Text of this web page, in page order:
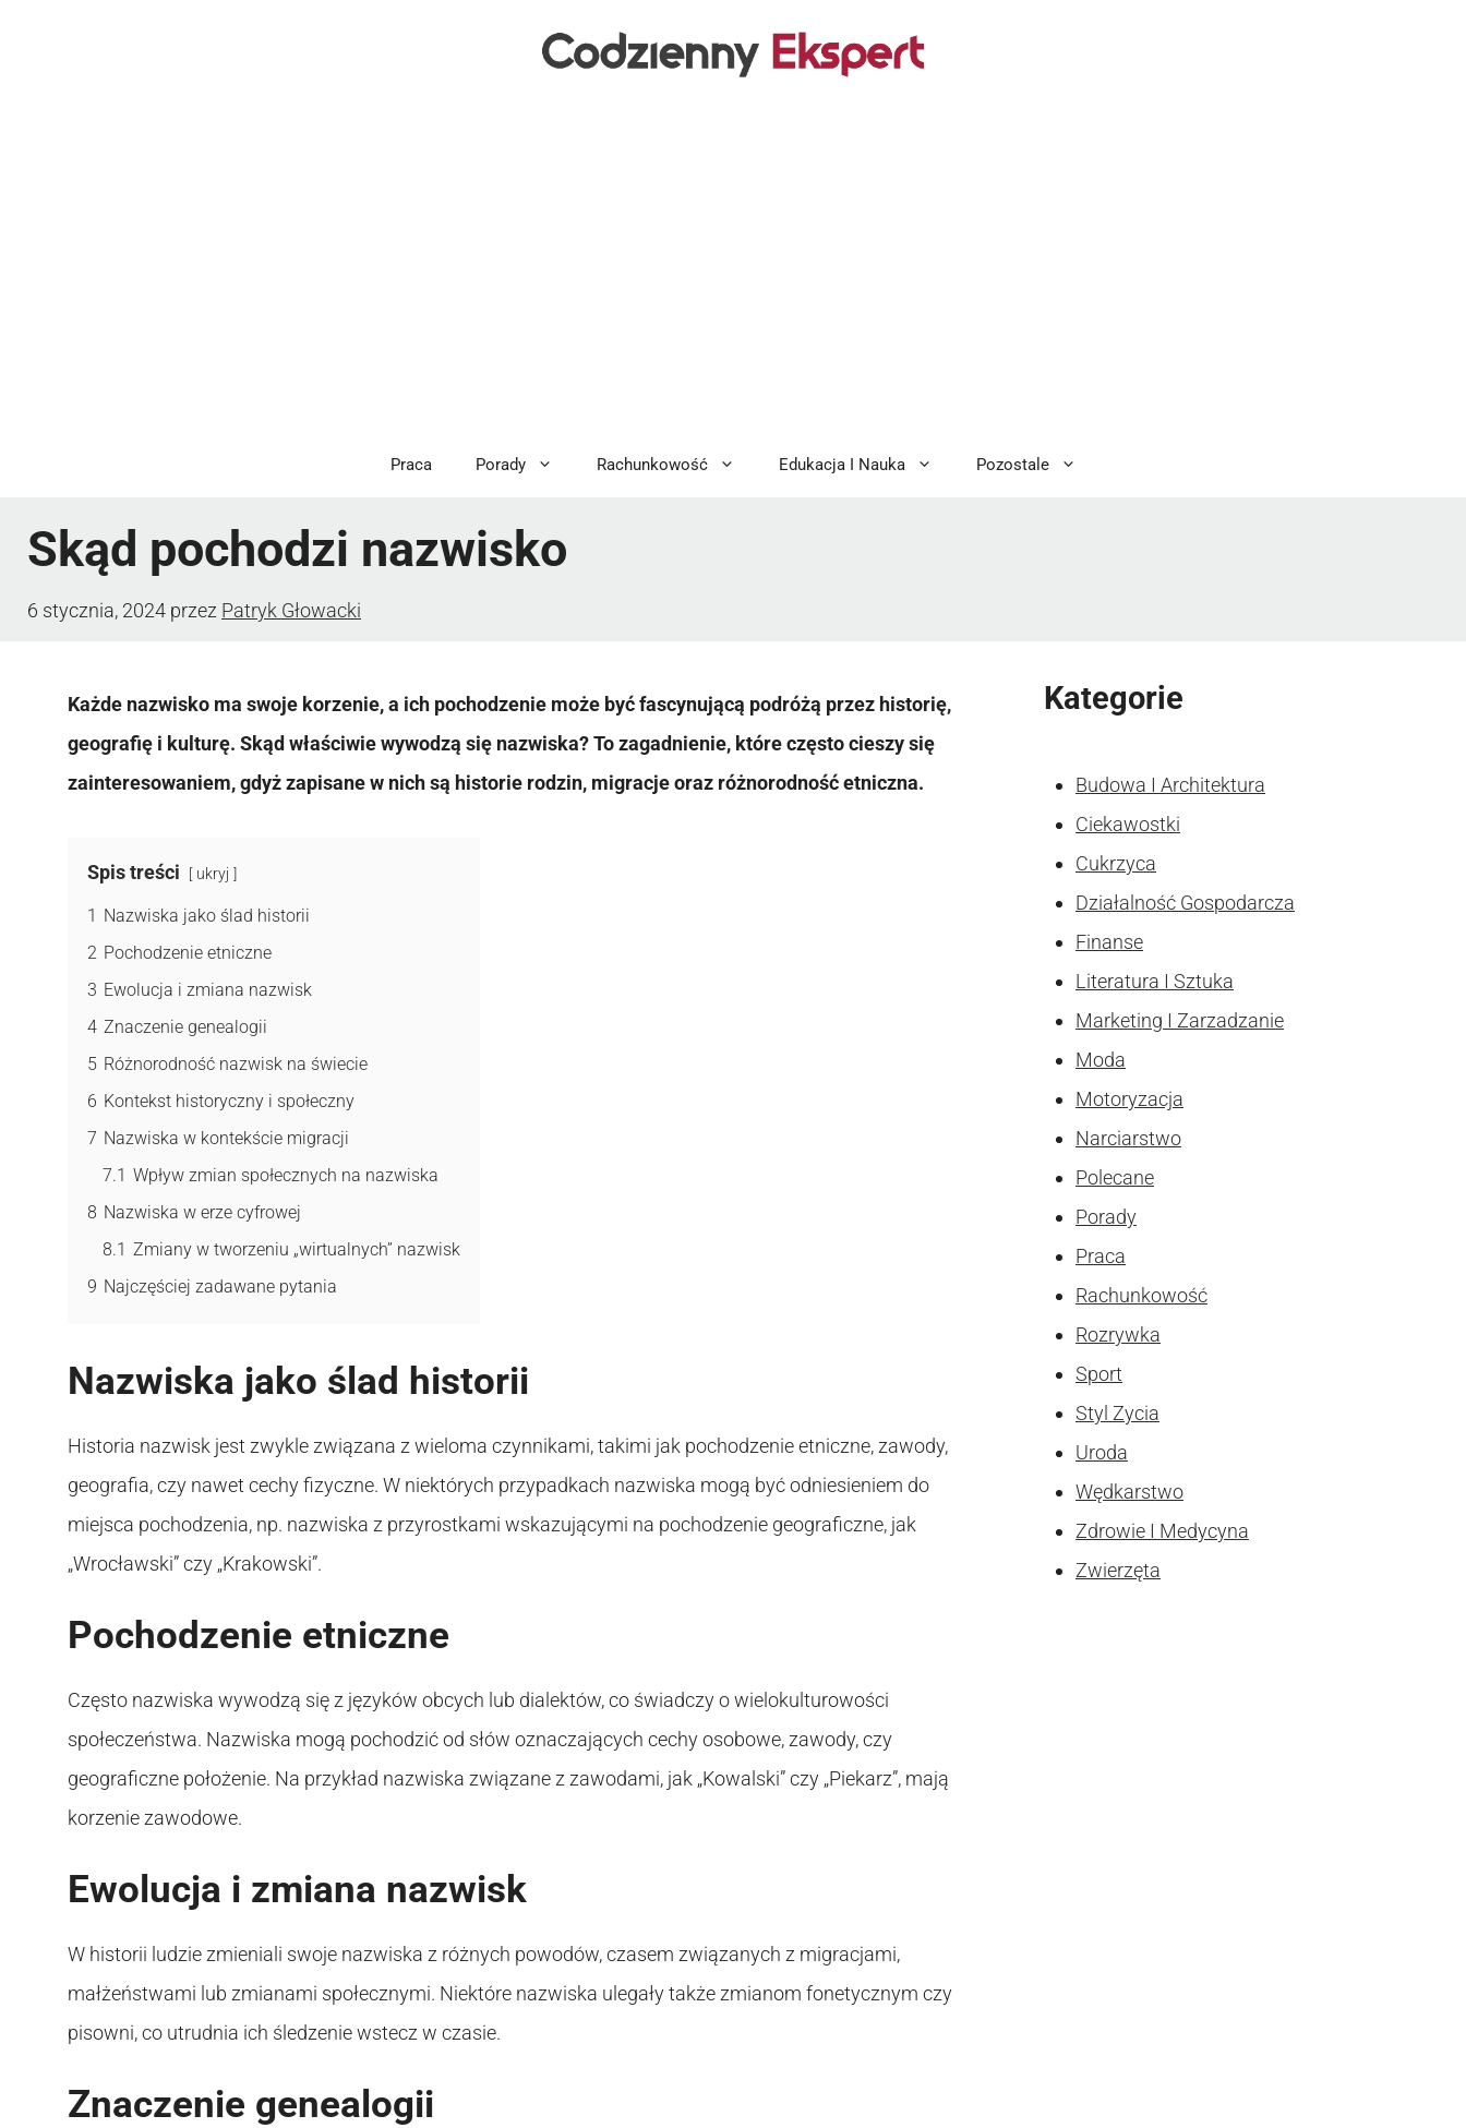
Praca Porady Rachunkowość Edukacja I Nauka Pozostale
Skąd pochodzi nazwisko
6 stycznia, 2024 przez Patryk Głowacki
Każde nazwisko ma swoje korzenie, a ich pochodzenie może być fascynującą podróżą przez historię,
geografię i kulturę. Skąd właściwie wywodzą się nazwiska? To zagadnienie, które często cieszy się
zainteresowaniem, gdyż zapisane w nich są historie rodzin, migracje oraz różnorodność etniczna.
Spis treści ukryj
1 Nazwiska jako ślad historii
2 Pochodzenie etniczne
3 Ewolucja i zmiana nazwisk
4 Znaczenie genealogii
5 Różnorodność nazwisk na świecie
6 Kontekst historyczny i społeczny
7 Nazwiska w kontekście migracji
7.1 Wpływ zmian społecznych na nazwiska
8 Nazwiska w erze cyfrowej
8.1 Zmiany w tworzeniu „wirtualnych” nazwisk
9 Najczęściej zadawane pytania
Nazwiska jako ślad historii
Historia nazwisk jest zwykle związana z wieloma czynnikami, takimi jak pochodzenie etniczne, zawody,
geografia, czy nawet cechy fizyczne. W niektórych przypadkach nazwiska mogą być odniesieniem do
miejsca pochodzenia, np. nazwiska z przyrostkami wskazującymi na pochodzenie geograficzne, jak
„Wrocławski” czy „Krakowski”.
Pochodzenie etniczne
Często nazwiska wywodzą się z języków obcych lub dialektów, co świadczy o wielokulturowości
społeczeństwa. Nazwiska mogą pochodzić od słów oznaczających cechy osobowe, zawody, czy
geograficzne położenie. Na przykład nazwiska związane z zawodami, jak „Kowalski” czy „Piekarz”, mają
korzenie zawodowe.
Ewolucja i zmiana nazwisk
W historii ludzie zmieniali swoje nazwiska z różnych powodów, czasem związanych z migracjami,
małżeństwami lub zmianami społecznymi. Niektóre nazwiska ulegały także zmianom fonetycznym czy
pisowni, co utrudnia ich śledzenie wstecz w czasie.
Znaczenie genealogii
Kategorie
Budowa I Architektura
Ciekawostki
Cukrzyca
Działalność Gospodarcza
Finanse
Literatura I Sztuka
Marketing I Zarzadzanie
Moda
Motoryzacja
Narciarstwo
Polecane
Porady
Praca
Rachunkowość
Rozrywka
Sport
Styl Zycia
Uroda
Wędkarstwo
Zdrowie I Medycyna
Zwierzęta